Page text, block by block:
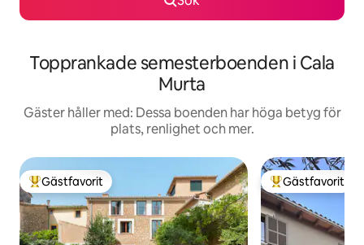
Topprankade semesterboenden i Cala
Murta
Gäster håller med: Dessa boenden har höga betyg för
plats, renlighet och mer.
Populär gästfavorit
Gästfavorit Populär
Gästfavorit